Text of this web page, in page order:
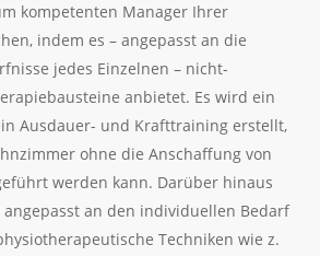
kompetenten Manager Ihrer
indem es – angepasst an die
jedes Einzelnen – nicht-
anbietet. Es wird ein
Ausdauer- und Krafttraining erstellt,
ohne die Anschaffung von
werden kann. Darüber hinaus
an den individuellen Bedarf
Techniken wie z.